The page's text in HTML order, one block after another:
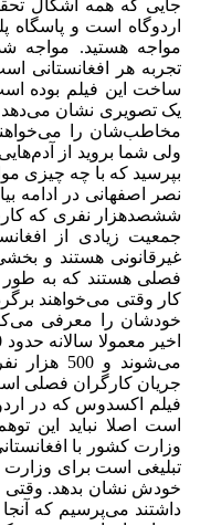
جایی که همه اشکال
اردوگاه است و پاسگاه
مواجه هستید. مواجه
تجربه هر افغانستانی
ساخت این فیلم بوده
یک تصویری نشان می‌دهد
مخاطب‌شان را
ولی شما بروید از
بپرسید که با چه چیزی
نصر اصفهانی در ادامه
ششصدهزار نفری که کارت
جمعیت زیادی از
غیرقانونی هستند و
فصلی هستند که به طور
کار وقتی می‌خواهند
خودشان را معرفی
می‌شوند و
جریان کارگران فصلی
فیلم اکسدوس که در
است اصلا نباید این
وزارت کشور با
تبلیغی است برای
خودش نشان بدهد. وقتی از
داشتند می‌پرسیم که